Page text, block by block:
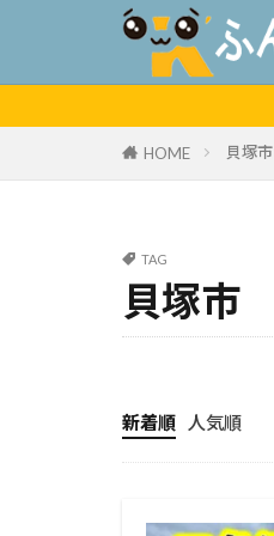
HOME 貝塚市
TAG
貝塚市
新着順 人気順